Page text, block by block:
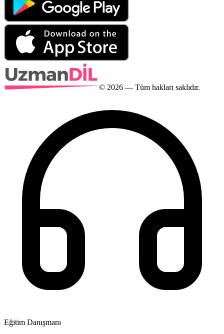
© 2026 — Tüm hakları saklıdır.
Eğitim Danışmanı